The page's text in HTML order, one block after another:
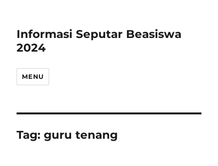
Informasi Seputar Beasiswa
2024
MENU
Tag:guru tenang